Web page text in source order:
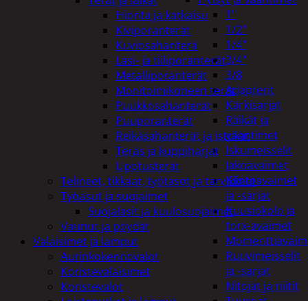
1"
1/2"
1/4"
3/4"
3/8
Adapterit
Kärkisarjat
Räikät ja
vääntimet
Iskumeisselit
Jakoavaimet
Kiintoavaimet
ja -sarjat
Kuusiokolo ja
torx-avaimet
Ruuvimeisselit
ja -sarjat
Nitojat ja niitit
Hionta ja katkaisu
Kiviporanterät
Kuviosahanterä
Lasi- ja tiiliporanterät
Metalliporanterät
Monitoimikoneen terät
Puukkosahanterät
Puuporanterät
Reikäsahanterät ja istukat
Teräs ja kuppiharjat
Upotusterät
Telineet, tikkaat, työtasot ja tarvikkeet
Työasut ja suojaimet
Suojalasit ja kuulosuojaimet
Vaunut ja pöydät
Valaisimet ja lamput
Aurinkokennovalot
Koristevalaisimet
Koristevalot